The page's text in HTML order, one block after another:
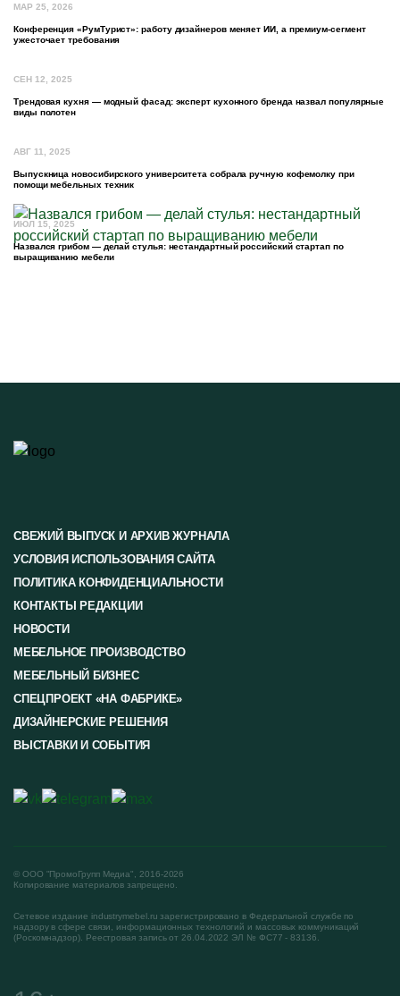
МАР 25, 2026
Конференция «РумТурист»: работу дизайнеров меняет ИИ, а премиум-сегмент
ужесточает требования
СЕН 12, 2025
Трендовая кухня — модный фасад: эксперт кухонного бренда назвал популярные
виды полотен
АВГ 11, 2025
Выпускница новосибирского университета собрала ручную кофемолку при
помощи мебельных техник
ИЮЛ 15, 2025
Назвался грибом — делай стулья: нестандартный российский стартап по
выращиванию мебели
© ООО "ПромоГрупп Медиа", 2016-2026
Копирование материалов запрещено.
СВЕЖИЙ ВЫПУСК И АРХИВ ЖУРНАЛА
УСЛОВИЯ ИСПОЛЬЗОВАНИЯ САЙТА
ПОЛИТИКА КОНФИДЕНЦИАЛЬНОСТИ
КОНТАКТЫ РЕДАКЦИИ
НОВОСТИ
МЕБЕЛЬНОЕ ПРОИЗВОДСТВО
МЕБЕЛЬНЫЙ БИЗНЕС
СПЕЦПРОЕКТ «НА ФАБРИКЕ»
ДИЗАЙНЕРСКИЕ РЕШЕНИЯ
ВЫСТАВКИ И СОБЫТИЯ
Сетевое издание industrymebel.ru зарегистрировано в Федеральной службе по
надзору в сфере связи, информационных технологий и массовых коммуникаций
(Роскомнадзор). Реестровая запись от 26.04.2022 ЭЛ № ФС77 - 83136.